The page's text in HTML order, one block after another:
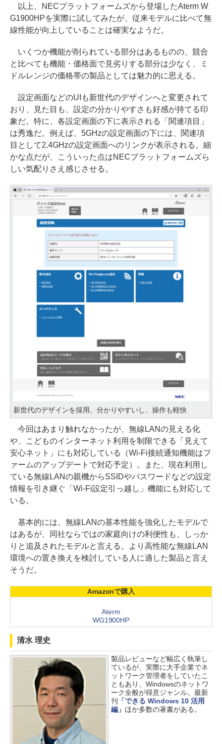
以上、NECプラットフォームズから登場したAterm W
G1900HPを実際に試してみたが、従来モデルに比べて無
線性能が向上していることは確実なようだ。
いくつか機能が削られている部分はあるものの、競合
と比べても機能・価格面で見劣りする部分は少なく、ミ
ドルレンジの価格帯の製品としては魅力的に思える。
設定画面などのUIも新世代のデザインへと変更されて
おり、見た目も、設定の分かりやすさも好感が持てる印
象だ。特に、各設定画面の下に表示される「関連項目」
は秀逸だ。例えば、5GHzの設定画面の下には、関連項
目として2.4GHzの設定画面へのリンクが表示される。細
かな点だが、こういった点はNECプラットフォームズら
しい気配りさえ感じさせる。
新世代のデザインを採用。分かりやすいし、操作も軽快
今回はあまり触れなかったが、無線LANの見える化
や、こどものインターネット利用を制限できる「見えて
安心ネット」にも対応している（Wi-Fi接続通知機能はフ
ァームのアップデートで対応予定）。また、現在利用し
ている無線LANの親機からSSIDやパスワードなどの設定
情報を引き継ぐ「Wi-Fi設定引っ越し」機能にも対応して
いる。
基本的には、無線LANの基本性能を強化したモデルで
はあるが、同社ならではの家庭向けの利便性も、しっか
りと追及されたモデルと言える。より高性能な無線LAN
環境への置き換えを検討している人に適した製品と言え
そうだ。
Amazonで購入
Aterm
WG1900HP
清水 理史
製品レビューなど幅広く執筆し
ているが、実際に大手企業でネ
ットワーク管理者をしていたこ
ともあり、Windowsのネットワ
ーク全般が得意ジャンル。最新
刊
「できる Windows 10 活用
編」 ほか多数の著書がある。